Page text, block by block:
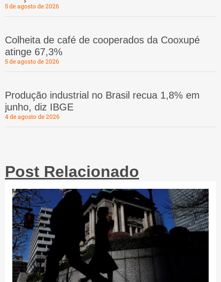
5 de agosto de 2026
Colheita de café de cooperados da Cooxupé
atinge 67,3%
5 de agosto de 2026
Produção industrial no Brasil recua 1,8% em
junho, diz IBGE
4 de agosto de 2026
Post Relacionado